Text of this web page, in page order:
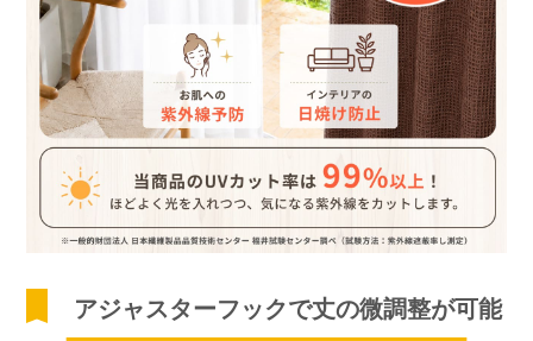
アジャスターフックで丈の微調整が可能